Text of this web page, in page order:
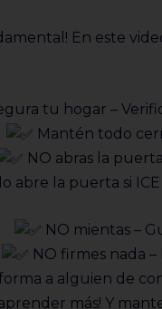
En este
tu hogar –
Mantén todo
NO abras la
abre la puerta si
NO mientas –
NO firmes nada
a alguien de
más! Y